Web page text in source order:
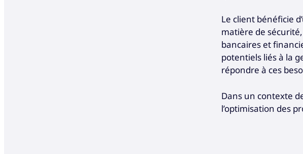
Le client bénéficie
matière de
bancaires et
potentiels liés à la
répondre à ces
Dans un contexte
l’optimisation des